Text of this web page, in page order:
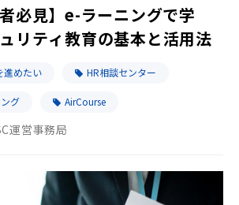
者必見】e-ラーニングで学
リティ教育の基本と活用法
進めたい HR相談センター
グ AirCourse
運営事務局